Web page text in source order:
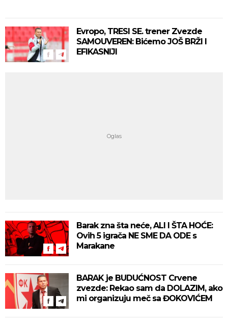
Evropo, TRESI SE. trener Zvezde
SAMOUVEREN: Bićemo JOŠ BRŽI I
EFIKASNIJI
Barak zna šta neće, ALI I ŠTA HOĆE:
Ovih 5 igrača NE SME DA ODE s
Marakane
BARAK je BUDUĆNOST Crvene
zvezde: Rekao sam da DOLAZIM, ako
mi organizuju meč sa ĐOKOVIĆEM